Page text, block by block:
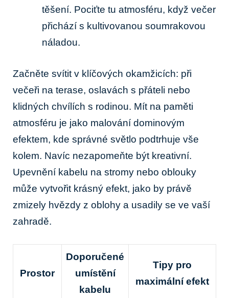
těšení. Pociťte tu atmosféru, když večer
přichází s kultivovanou soumrakovou
náladou.
Začněte svítit v klíčových okamžicích: při
večeři na terase, oslavách s přáteli nebo
klidných chvílích s rodinou. Mít na paměti
atmosféru je jako malování dominovým
efektem, kde správné světlo podtrhuje vše
kolem. Navíc nezapomeňte být kreativní.
Upevnění kabelu na stromy nebo oblouky
může vytvořit krásný efekt, jako by právě
zmizely hvězdy z oblohy a usadily se ve vaší
zahradě.
Prostor
Doporučené
umístění
kabelu
Tipy pro
maximální efekt